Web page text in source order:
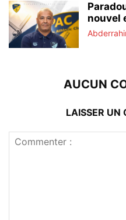
nouvel
AUCUN
LAISSER UN